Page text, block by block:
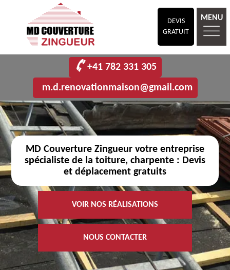
DEVIS
GRATUIT
MENU
+41 782 331 305
m.d.renovationmaison@gmail.com
MD Couverture Zingueur votre entreprise
spécialiste de la toiture, charpente : Devis
et déplacement gratuits
VOIR NOS RÉALISATIONS
NOUS CONTACTER